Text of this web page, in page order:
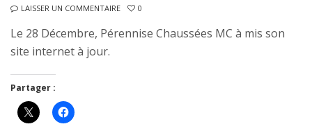
LAISSER UN COMMENTAIRE
0
Le 28 Décembre, Pérennise Chaussées MC à mis son
site internet à jour.
Partager :